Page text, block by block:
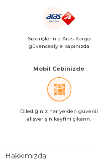
Siparişleriniz Aras Kargo
güvencesiyle kapınızda
Mobil Cebinizde
Dilediğiniz her yerden güvenli
alışverişin keyfini çıkarın.
Hakkımızda